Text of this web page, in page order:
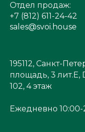
Отдел продаж:
+7 (812) 611-24-42
sales@svoi.house
195112, Санкт-
площадь, 3 лит.Е,
102, 4 этаж
Ежедневно 10:00-